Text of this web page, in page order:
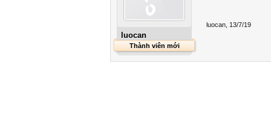
luocan
Thành viên mới
luocan 13/7/19